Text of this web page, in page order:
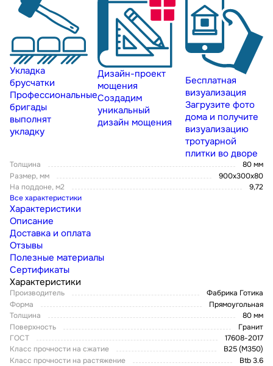
Укладка
брусчатки
Профессиональные
бригады
выполнят
укладку
Дизайн-проект
мощения
Создадим
уникальный
дизайн мощения
Бесплатная
визуализация
Загрузите фото
дома и получите
визуализацию
тротуарной
плитки во дворе
Толщина
80 мм
Размер, мм
900x300x80
На поддоне, м2
9,72
Все характеристики
Характеристики
Описание
Доставка и оплата
Отзывы
Полезные материалы
Сертификаты
Характеристики
Производитель
Фабрика Готика
Форма
Прямоугольная
Толщина
80 мм
Поверхность
Гранит
ГОСТ
17608-2017
Класс прочности на сжатие
В25 (М350)
Класс прочности на растяжение
Btb 3.6